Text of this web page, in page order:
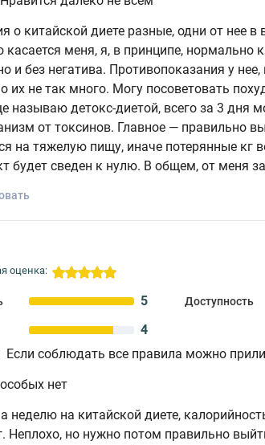
о китайской диете разные, одни от нее в
касается меня, я, в принципе, нормально
и без негатива. Противопоказания у
их не так много. Могу посоветовать
называю детокс-диетой, всего за 3 дня
от токсинов. Главное — правильно
на тяжелую пищу, иначе потерянные кг
будет сведен к нулю. В общем, от меня
оценка:
5 Доступность
4
Если соблюдать все правила можно
особых нет
неделю на китайской диете,
Неплохо, но нужно потом правильно